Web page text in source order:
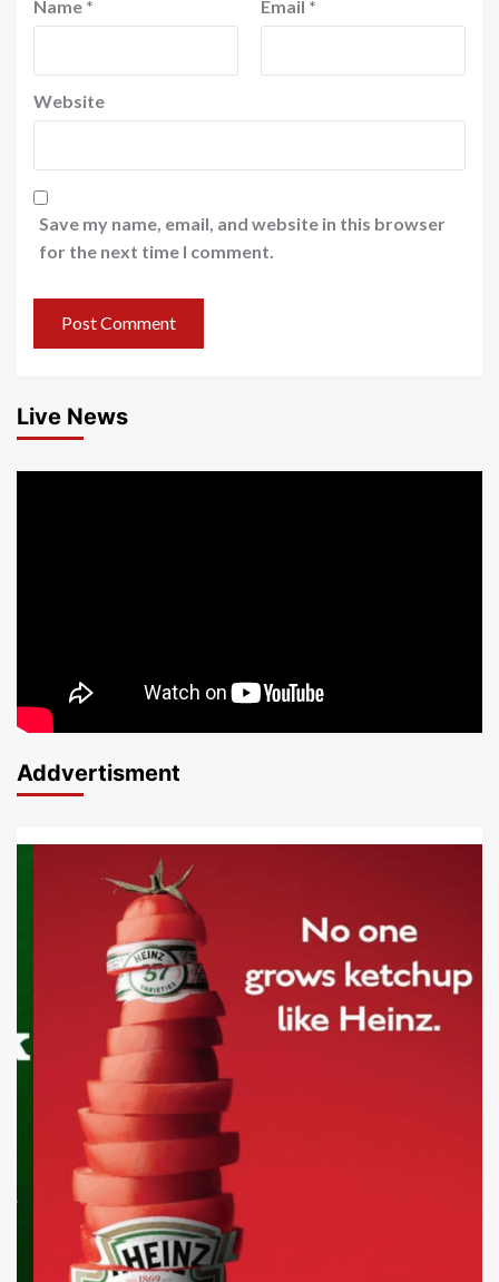
Name * Email *
Website
Save my name, email, and website in this browser
for the next time I comment.
Live News
Addvertisment